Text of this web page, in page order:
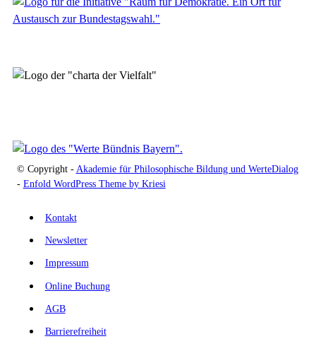
© Copyright - Akademie für Philosophische Bildung und WerteDialog
- Enfold WordPress Theme by Kriesi
Kontakt
Newsletter
Impressum
Online Buchung
AGB
Barrierefreiheit